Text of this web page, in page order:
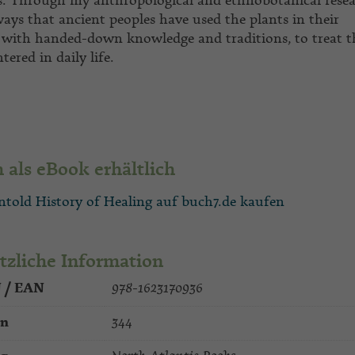
that ancient peoples have used the plants in their
handed-down knowledge and traditions, to treat
in daily life.
als eBook erhältlich
History of Healing auf buch7.de kaufen
Information
/ EAN 978-1623170936
344